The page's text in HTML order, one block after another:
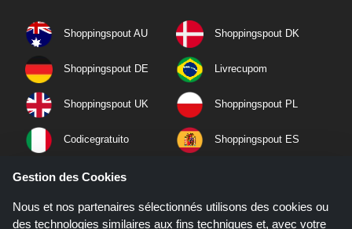
Shoppingspout AU Shoppingspout DK
Shoppingspout DE Livrecupom
Shoppingspout UK Shoppingspout PL
Codicegratuito Shoppingspout ES
Shoppingspout NL
Shoppingspout PT Shoppingspout NO
Gestion des Cookies
Nous et nos partenaires sélectionnés utilisons des cookies ou
des technologies similaires aux fins techniques et, avec votre